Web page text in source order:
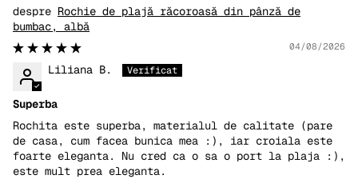
Rochie de plajă răcoroasă din pânză de
bumbac, albă
04/08/2026
Liliana B.
Superba
Rochita este superba, materialul de calitate (pare
de casa, cum facea bunica mea :), iar croiala este
foarte eleganta. Nu cred ca o sa o port la plaja :),
este mult prea eleganta.